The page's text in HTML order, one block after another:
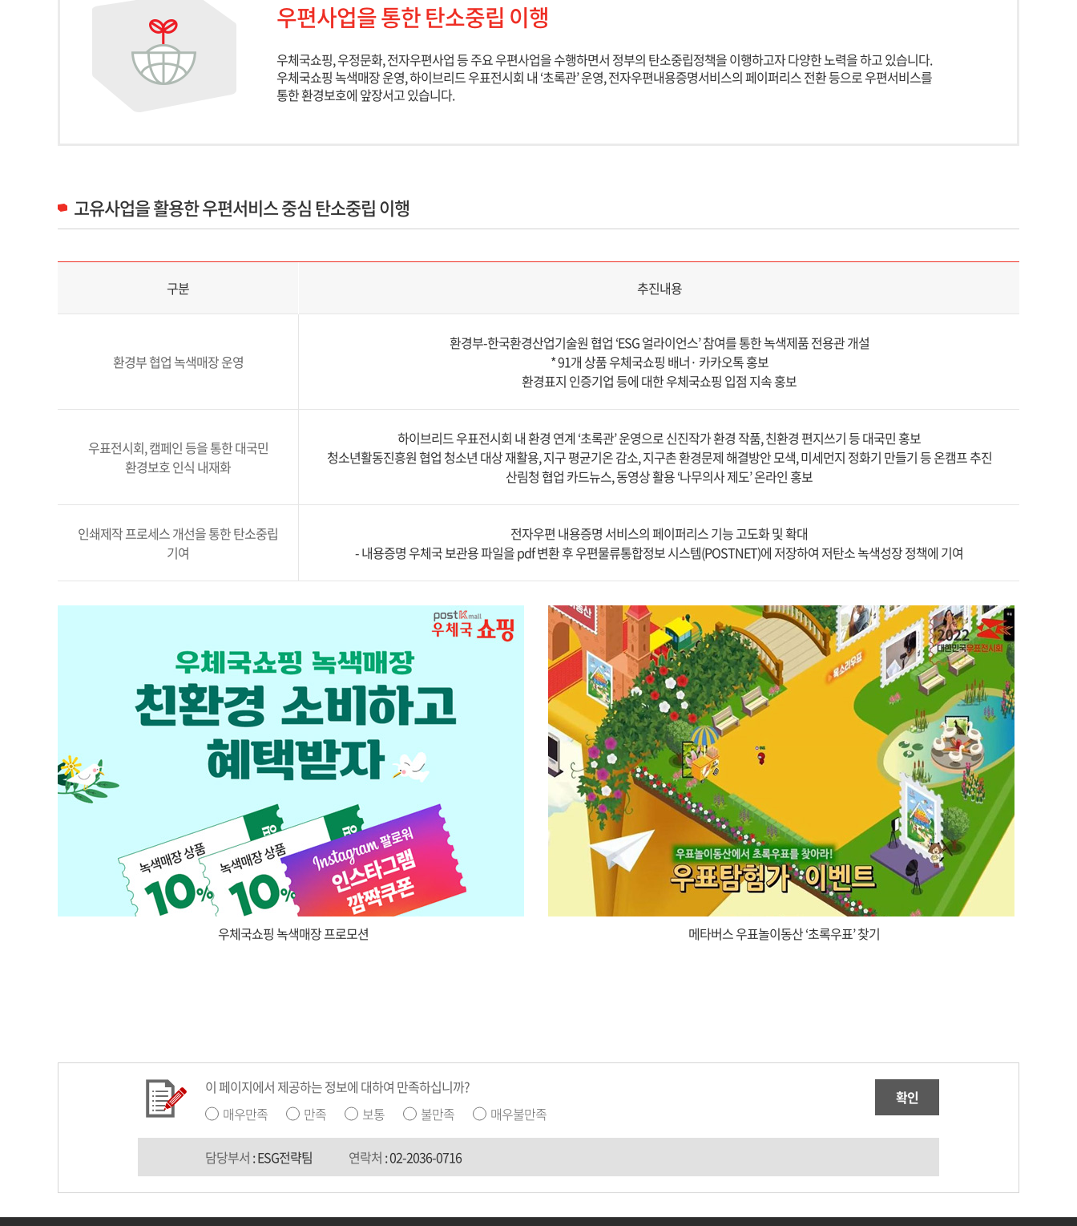
우편사업을 통한 탄소중립 이행
우체국쇼핑, 우정문화, 전자우편사업 등 주요 우편사업을 수행하면서 정부의 탄소중립정책을 이행하고자 다양한 노력을 하고 있습니다.
우체국쇼핑 녹색매장 운영, 하이브리드 우표전시회 내 ‘초록관’ 운영, 전자우편내용증명서비스의 페이퍼리스 전환 등으로 우편서비스를
통한 환경보호에 앞장서고 있습니다.
고유사업을 활용한 우편서비스 중심 탄소중립 이행
고유사업을 활용한 우편서비스 중심 탄소중립 이행 구분 및 추진내용 정보 제공
구분 추진내용
환경부 협업 녹색매장 운영
환경부-한국환경산업기술원 협업 ‘ESG 얼라이언스’ 참여를 통한 녹색제품 전용관 개설
* 91개 상품 우체국쇼핑 배너· 카카오톡 홍보
환경표지 인증기업 등에 대한 우체국쇼핑 입점 지속 홍보
우표전시회, 캠페인 등을 통한 대국민
환경보호 인식 내재화
하이브리드 우표전시회 내 환경 연계 ‘초록관’ 운영으로 신진작가 환경 작품, 친환경 편지쓰기 등 대국민 홍보
청소년활동진흥원 협업 청소년 대상 재활용, 지구 평균기온 감소, 지구촌 환경문제 해결방안 모색, 미세먼지 정화기 만들기 등 온캠프 추진
산림청 협업 카드뉴스, 동영상 활용 ‘나무의사 제도’ 온라인 홍보
인쇄제작 프로세스 개선을 통한 탄소중립
기여
전자우편 내용증명 서비스의 페이퍼리스 기능 고도화 및 확대
- 내용증명 우체국 보관용 파일을 pdf 변환 후 우편물류통합정보 시스템(POSTNET)에 저장하여 저탄소 녹색성장 정책에 기여
우체국쇼핑 녹색매장 프로모션 메타버스 우표놀이동산 ‘초록우표’ 찾기
이 페이지에서 제공하는 정보에 대하여 만족하십니까?
매우만족
만족 보통 불만족 매우불만족
확인
담당부서 : ESG전략팀 연락처 :02-2036-0716